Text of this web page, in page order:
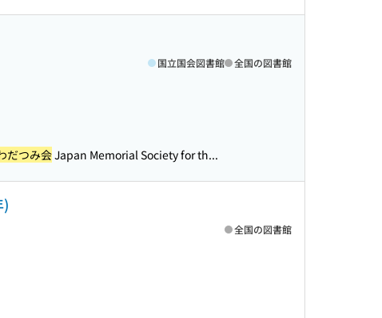
国立国会図書館 全国の図書館
だつみ会Japan Memorial Society for th...
全国の図書館